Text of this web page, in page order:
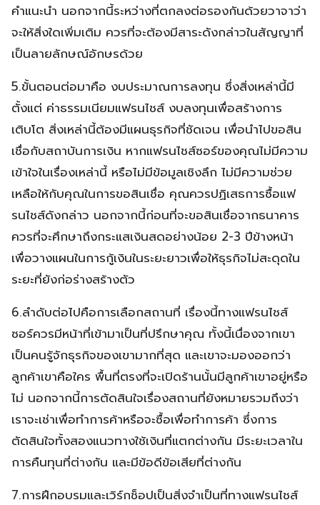
คำแนะนำ นอกจากนี้ระหว่างที่ตกลงต่อรองกันด้วยวาจาว่า
จะให้สิ่งใดเพิ่มเติม ควรที่จะต้องมีสาระดังกล่าวในสัญญาที่
เป็นลายลักษณ์อักษรด้วย
5.ขั้นตอนต่อมาคือ งบประมาณการลงทุน ซึ่งสิ่งเหล่านี้มี
ตั้งแต่ ค่าธรรมเนียมแฟรนไชส์ งบลงทุนเพื่อสร้างการ
เติบโต สิ่งเหล่านี้ต้องมีแผนธุรกิจที่ชัดเจน เพื่อนำไปขอสิน
เชื่อกับสถาบันการเงิน หากแฟรนไชส์ซอร์ของคุณไม่มีความ
เข้าใจในเรื่องเหล่านี้ หรือไม่มีข้อมูลเชิงลึก ไม่มีความช่วย
เหลือให้กับคุณในการขอสินเชื่อ คุณควรปฏิเสธการซื้อแฟ
รนไชส์ดังกล่าว นอกจากนี้ก่อนที่จะขอสินเชื่อจากธนาคาร
ควรที่จะศึกษาถึงกระแสเงินสดอย่างน้อย 2-3 ปีข้างหน้า
เพื่อวางแผนในการกู้เงินในระยะยาวเพื่อให้ธุรกิจไม่สะดุดใน
ระยะที่ยังก่อร่างสร้างตัว
6.ลำดับต่อไปคือการเลือกสถานที่ เรื่องนี้ทางแฟรนไชส์
ซอร์ควรมีหน้าที่เข้ามาเป็นที่ปรึกษาคุณ ทั้งนี้เนื่องจากเขา
เป็นคนรู้จักธุรกิจของเขามากที่สุด และเขาจะมองออกว่า
ลูกค้าเขาคือใคร พื้นที่ตรงที่จะเปิดร้านนั้นมีลูกค้าเขาอยู่หรือ
ไม่ นอกจากนี้การตัดสินใจเรื่องสถานที่ยังหมายรวมถึงว่า
เราจะเช่าเพื่อทำการค้าหรือจะซื้อเพื่อทำการค้า ซึ่งการ
ตัดสินใจทั้งสองแนวทางใช้เงินที่แตกต่างกัน มีระยะเวลาใน
การคืนทุนที่ต่างกัน และมีข้อดีข้อเสียที่ต่างกัน
7.การฝึกอบรมและเวิร์กช็อปเป็นสิ่งจำเป็นที่ทางแฟรนไชส์